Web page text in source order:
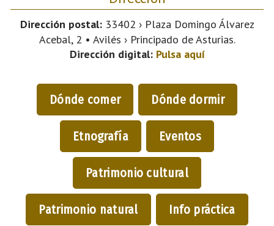
Dirección postal:33402 › Plaza Domingo Álvarez
Acebal, 2 • Avilés › Principado de Asturias.
Dirección digital: Pulsa aquí
Dónde comer Dónde dormir
Etnografía Eventos
Patrimonio cultural
Patrimonio natural Info práctica